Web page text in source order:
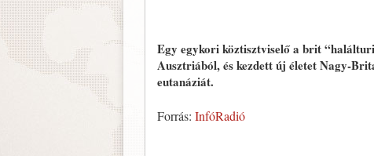
Egy egykori köztisztviselő a brit
Ausztriából, és kezdett új életet Nagy-
eutanáziát.
Forrás: InfóRadió